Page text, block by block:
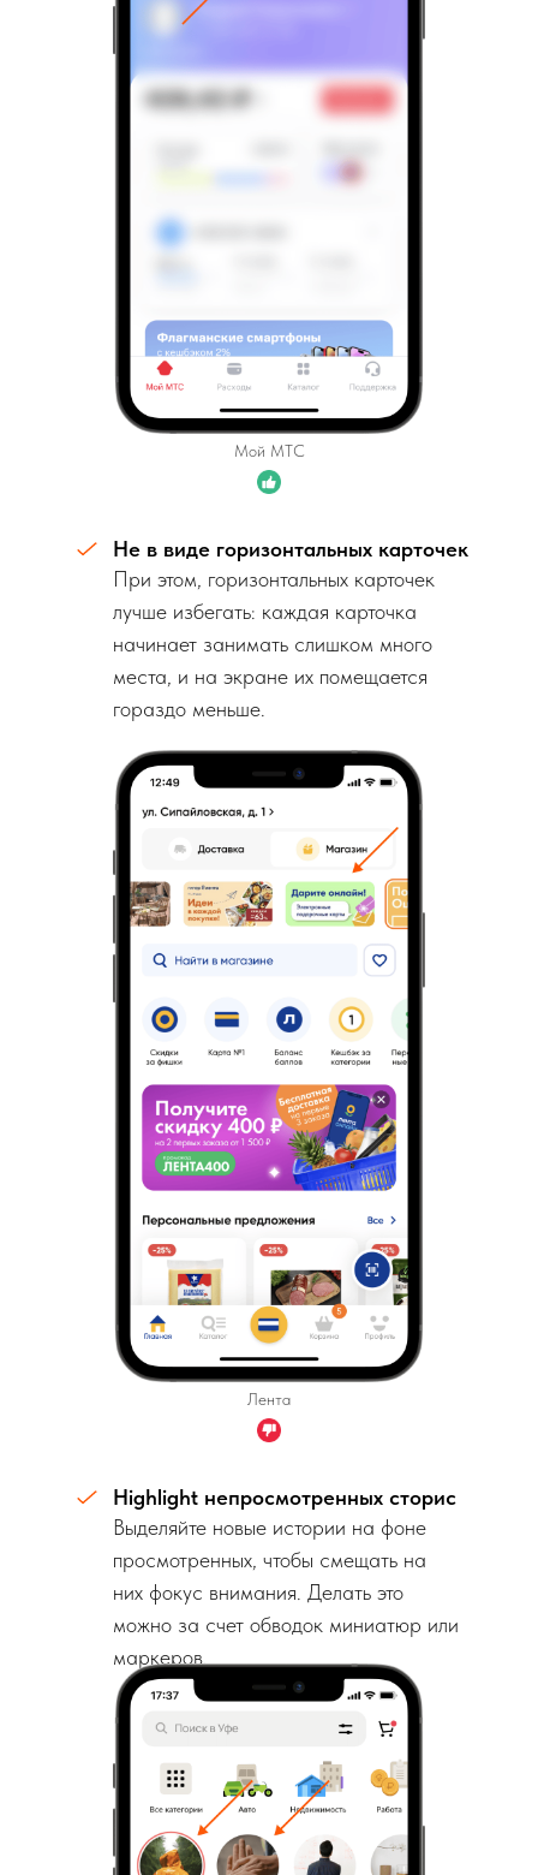
Мой МТС
Не в виде горизонтальных карточек
При этом, горизонтальных карточек
лучше избегать: каждая карточка
начинает занимать слишком много
места, и на экране их помещается
гораздо меньше.
Лента
Highlight непросмотренных сторис
Выделяйте новые истории на фоне
просмотренных, чтобы смещать на
них фокус внимания. Делать это
можно за счет обводок миниатюр или
маркеров.